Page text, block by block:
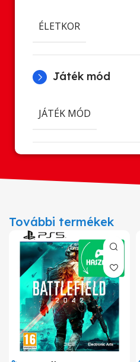
ÉLETKOR
Játék mód
JÁTÉK MÓD
További termékek